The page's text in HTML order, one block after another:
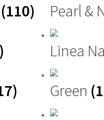
(110) Pearl &
Linea
Green